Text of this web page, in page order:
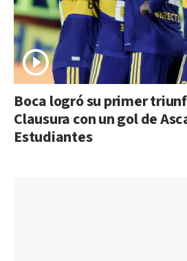
Boca logró su primer
Clausura con un gol de
Estudiantes